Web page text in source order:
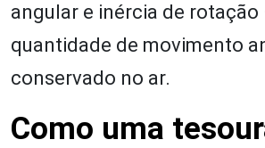
angular e inércia de rotação
quantidade de movimento
conservado no ar.
Como uma